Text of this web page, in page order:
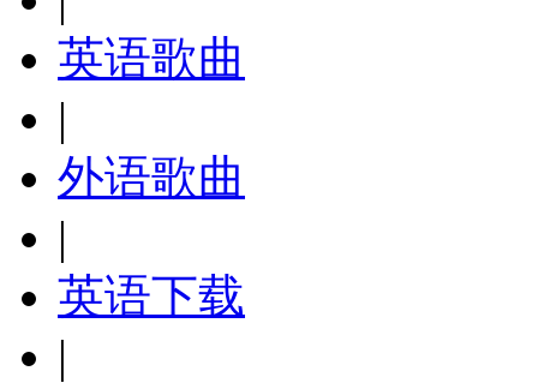
英语歌曲
|
外语歌曲
|
英语下载
|